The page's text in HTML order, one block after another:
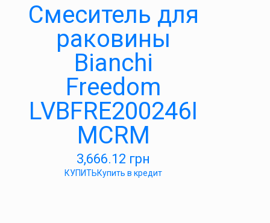
Смеситель для
раковины
Bianchi
Freedom
LVBFRE200246I
MCRM
3,666.12 грн
КУПИТЬКупить в кредит